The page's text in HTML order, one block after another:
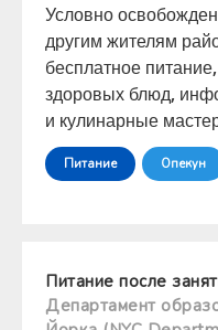
Условно
другим жителям
бесплатное
здоровых блюд,
и кулинарные
Питание Опекун
Питание после
Департамент